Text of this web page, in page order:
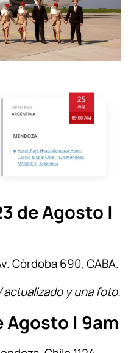
de Agosto |
Córdoba 690, CABA.
actualizado y una foto.
Agosto | 9am